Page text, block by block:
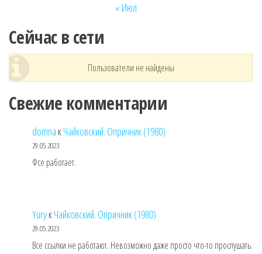
« Июл
Сейчас в сети
Пользователи не найдены
Свежие комментарии
domna кЧайковский. Опричник (1980)
29.05.2023
Фсе работает.
YuryкЧайковский. Опричник (1980)
29.05.2023
Все ссылки не работают. Невозможно даже просто что-то прослушать.